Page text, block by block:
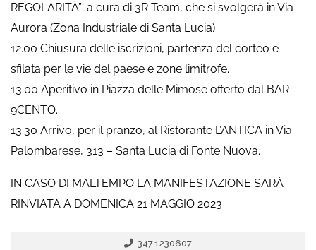
REGOLARITÀ”‘ a cura di 3R Team, che si svolgerà in Via
Aurora (Zona Industriale di Santa Lucia)
12.00 Chiusura delle iscrizioni, partenza del corteo e
sfilata per le vie del paese e zone limitrofe.
13.00 Aperitivo in Piazza delle Mimose offerto dal BAR
9CENTO.
13.30 Arrivo, per il pranzo, al Ristorante L’ANTICA in Via
Palombarese, 313 – Santa Lucia di Fonte Nuova.
IN CASO DI MALTEMPO LA MANIFESTAZIONE SARÀ
RINVIATA A DOMENICA 21 MAGGIO 2023
347.1230607